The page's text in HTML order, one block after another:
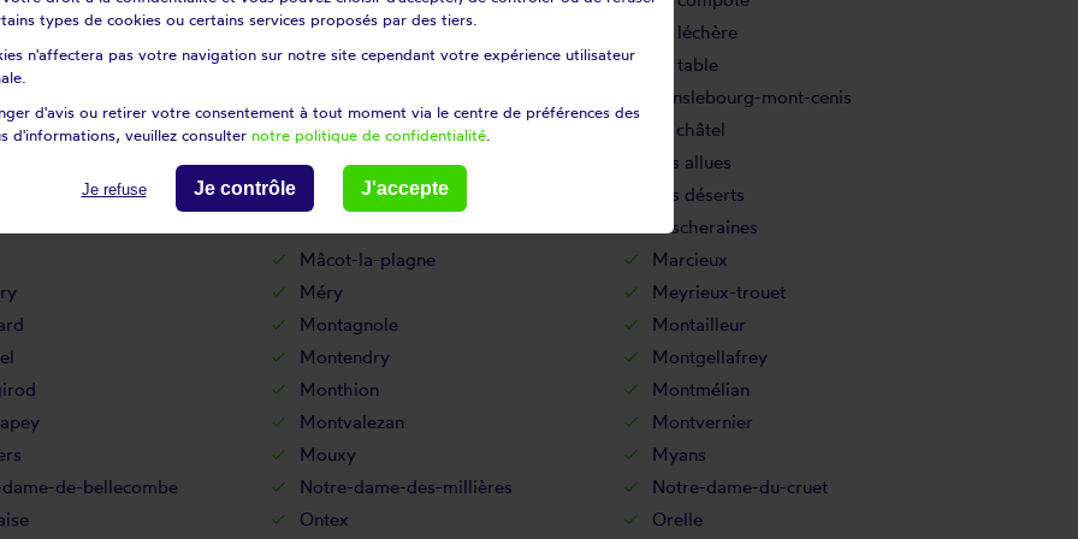
de-la-rochette La giettaz
La léchère
servolex La ravoire
La table
Lanslebourg-mont-cenis
Le bourget-du-lac
Le châtel
Lépin-le-lac
Les allues
Les chavannes-en-maurienne
Les déserts
Lescheraines
Mâcot-la-plagne
Marcieux
Méry
Meyrieux-trouet
Montagnole
Montailleur
Montendry
Montgellafrey
Monthion
Montmélian
Montvalezan
Montvernier
Mouxy
Myans
de-bellecombe Notre-dame-des-millières
Notre-dame-du-cruet
Ontex
Orelle
types de cookies ou certains services proposés par des tiers.
n'affectera pas votre navigation sur notre site cependant votre expérience utilisateur
d'avis ou retirer votre consentement à tout moment via le centre de préférences des
d'informations, veuillez consulter notre politique de confidentialité
Je refuse Je contrôle J'accepte